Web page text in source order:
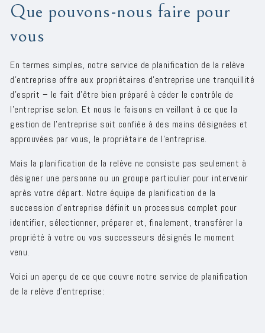
Que pouvons-nous faire pour
vous
En termes simples, notre service de planification de la relève
d'entreprise offre aux propriétaires d'entreprise une tranquillité
d'esprit – le fait d’être bien préparé à céder le contrôle de
l'entreprise selon. Et nous le faisons en veillant à ce que la
gestion de l'entreprise soit confiée à des mains désignées et
approuvées par vous, le propriétaire de l'entreprise.
Mais la planification de la relève ne consiste pas seulement à
désigner une personne ou un groupe particulier pour intervenir
après votre départ. Notre équipe de planification de la
succession d'entreprise définit un processus complet pour
identifier, sélectionner, préparer et, finalement, transférer la
propriété à votre ou vos successeurs désignés le moment
venu.
Voici un aperçu de ce que couvre notre service de planification
de la relève d’entreprise: